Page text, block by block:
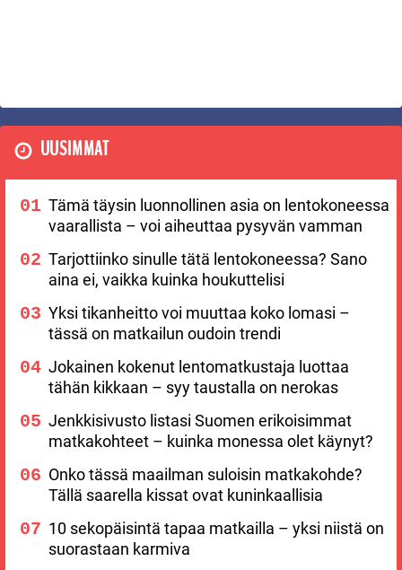
UUSIMMAT
Tämä täysin luonnollinen asia on lentokoneessa
vaarallista – voi aiheuttaa pysyvän vamman
Tarjottiinko sinulle tätä lentokoneessa? Sano
aina ei, vaikka kuinka houkuttelisi
Yksi tikanheitto voi muuttaa koko lomasi –
tässä on matkailun oudoin trendi
Jokainen kokenut lentomatkustaja luottaa
tähän kikkaan – syy taustalla on nerokas
Jenkkisivusto listasi Suomen erikoisimmat
matkakohteet – kuinka monessa olet käynyt?
Onko tässä maailman suloisin matkakohde?
Tällä saarella kissat ovat kuninkaallisia
10 sekopäisintä tapaa matkailla – yksi niistä on
suorastaan karmiva